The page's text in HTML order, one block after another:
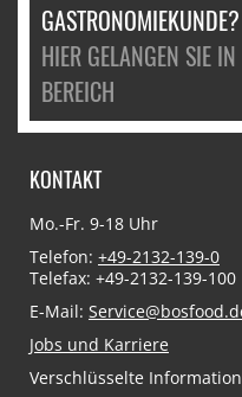
GASTRONOMIEKUNDE?
HIER GELANGEN SIE
BEREICH
KONTAKT
Mo.-Fr. 9-18 Uhr
Telefon: +49-2132-139-0
Telefax: +49-2132-139-100
E-Mail:
Jobs und Karriere
Verschlüsselte